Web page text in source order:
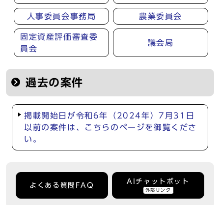
人事委員会事務局 農業委員会
固定資産評価審査委
員会
議会局
過去の案件
掲載開始日が令和6年（2024年）7月31日
以前の案件は、こちらのページを御覧くださ
い。
よくある質問FAQ
AIチャットボット
外部リンク